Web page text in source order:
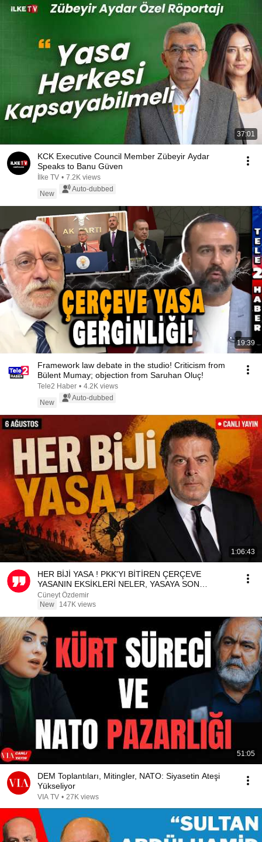
37:01
KCK Executive Council Member Zübeyir Aydar
Speaks to Banu Güven
İlke TV • 7.2K views
New
Auto-dubbed
19:39
Framework law debate in the studio! Criticism from
Bülent Mumay; objection from Saruhan Oluç!
Tele2 Haber • 4.2K views
New
Auto-dubbed
1:06:43
HER BİJİ YASA ! PKK'YI BİTİREN ÇERÇEVE
YASANIN EKSİKLERİ NELER, YASAYA SON
DAKİKADA NELER EKLENMELİ?
Cüneyt Özdemir
New
147K views
51:05
DEM Toplantıları, Mitingler, NATO: Siyasetin Ateşi
Yükseliyor
VIA TV • 27K views